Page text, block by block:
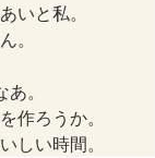
いと私。
。
。
作ろうか。
しい時間。